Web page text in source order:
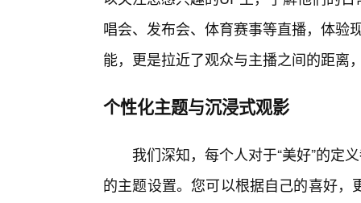
唱会、发布会、体育赛事等直播，体验
能，更是拉近了观众与主播之间的距离
个性化主题与沉浸式观影
我们深知，每个人对于“美好”的定
的主题设置。您可以根据自己的喜好